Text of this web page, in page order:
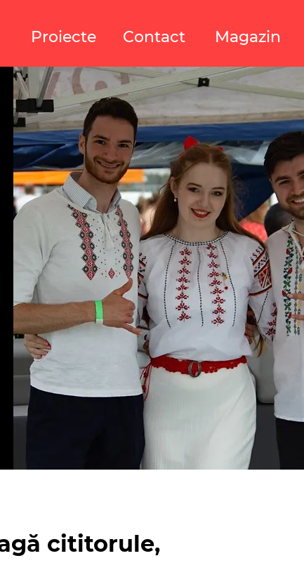
Proiecte Contact Magazin
cititorule,